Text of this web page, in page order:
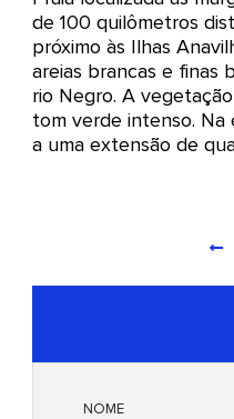
de 100 quilômetros
próximo às Ilhas
areias brancas e finas
rio Negro. A
tom verde intenso. Na
a uma extensão de
NOME